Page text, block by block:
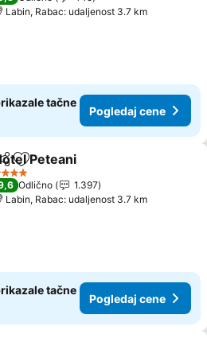
Labin, Rabac: udaljenost 3.7 km
tačne
Pogledaj cene
Dodati u favorite
Peteani
Odlično
1.397
Labin, Rabac: udaljenost 3.7 km
tačne
Pogledaj cene